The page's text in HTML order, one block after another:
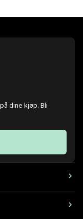
dine kjøp. Bli